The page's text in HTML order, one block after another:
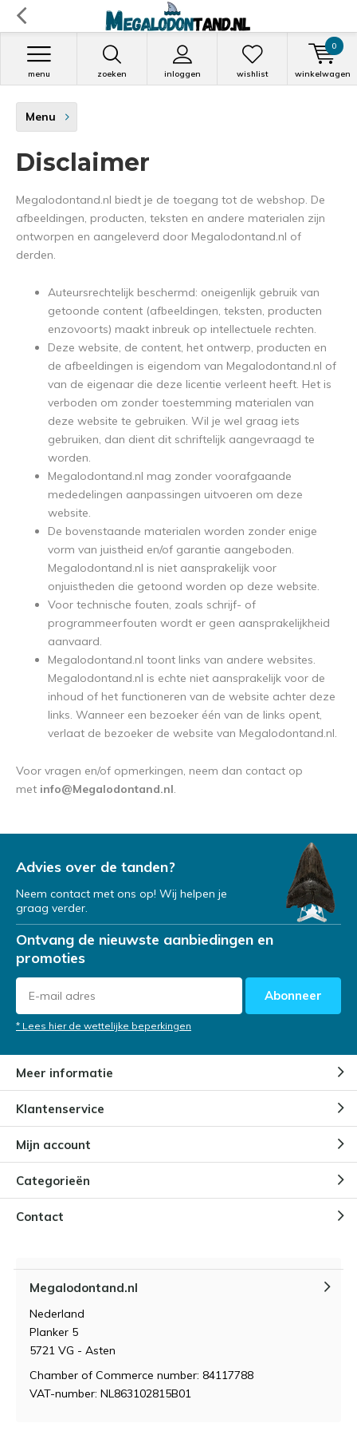
zoeken inloggen
menu wishlist winkelwagen
0
Menu
Disclaimer
Megalodontand.nl biedt je de toegang tot de webshop. De
afbeeldingen, producten, teksten en andere materialen zijn
ontworpen en aangeleverd door Megalodontand.nl of
derden.
Auteursrechtelijk beschermd: oneigenlijk gebruik van
getoonde content (afbeeldingen, teksten, producten
enzovoorts) maakt inbreuk op intellectuele rechten.
Deze website, de content, het ontwerp, producten en
de afbeeldingen is eigendom van Megalodontand.nl of
van de eigenaar die deze licentie verleent heeft. Het is
verboden om zonder toestemming materialen van
deze website te gebruiken. Wil je wel graag iets
gebruiken, dan dient dit schriftelijk aangevraagd te
worden.
Megalodontand.nl mag zonder voorafgaande
mededelingen aanpassingen uitvoeren om deze
website.
De bovenstaande materialen worden zonder enige
vorm van juistheid en/of garantie aangeboden.
Megalodontand.nl is niet aansprakelijk voor
onjuistheden die getoond worden op deze website.
Voor technische fouten, zoals schrijf- of
programmeerfouten wordt er geen aansprakelijkheid
aanvaard.
Megalodontand.nl toont links van andere websites.
Megalodontand.nl is echte niet aansprakelijk voor de
inhoud of het functioneren van de website achter deze
links. Wanneer een bezoeker één van de links opent,
verlaat de bezoeker de website van Megalodontand.nl.
Voor vragen en/of opmerkingen, neem dan contact op
met info@Megalodontand.nl.
Advies over de tanden?
Neem contact met ons op! Wij helpen je
graag verder.
Ontvang de nieuwste aanbiedingen en
promoties
Abonneer
* Lees hier de wettelijke beperkingen
Meer informatie
Klantenservice
Mijn account
Categorieën
Contact
Megalodontand.nl
Nederland
Planker 5
5721 VG - Asten
Chamber of Commerce number: 84117788
VAT-number: NL863102815B01